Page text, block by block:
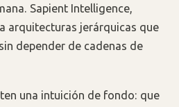
Sapient Intelligence,
arquitecturas jerárquicas que
depender de cadenas de
una intuición de fondo: que